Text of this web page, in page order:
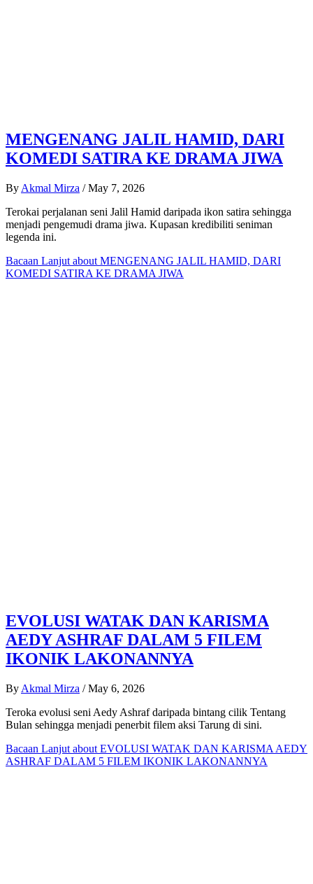
MENGENANG JALIL HAMID, DARI
KOMEDI SATIRA KE DRAMA JIWA
By Akmal Mirza / May 7, 2026
Terokai perjalanan seni Jalil Hamid daripada ikon satira sehingga
menjadi pengemudi drama jiwa. Kupasan kredibiliti seniman
legenda ini.
Bacaan Lanjut about MENGENANG JALIL HAMID, DARI
KOMEDI SATIRA KE DRAMA JIWA
EVOLUSI WATAK DAN KARISMA
AEDY ASHRAF DALAM 5 FILEM
IKONIK LAKONANNYA
By Akmal Mirza / May 6, 2026
Teroka evolusi seni Aedy Ashraf daripada bintang cilik Tentang
Bulan sehingga menjadi penerbit filem aksi Tarung di sini.
Bacaan Lanjut about EVOLUSI WATAK DAN KARISMA AEDY
ASHRAF DALAM 5 FILEM IKONIK LAKONANNYA